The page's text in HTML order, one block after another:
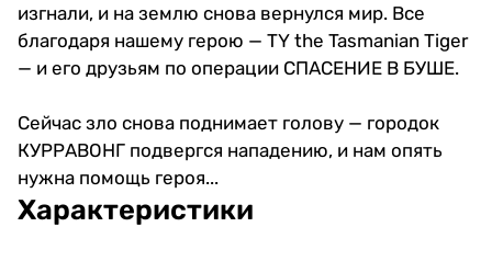
изгнали, и на землю снова вернулся мир. Все
благодаря нашему герою — TY the Tasmanian Tiger
— и его друзьям по операции СПАСЕНИЕ В БУШЕ.
Сейчас зло снова поднимает голову — городок
КУРРАВОНГ подвергся нападению, и нам опять
нужна помощь героя...
Характеристики